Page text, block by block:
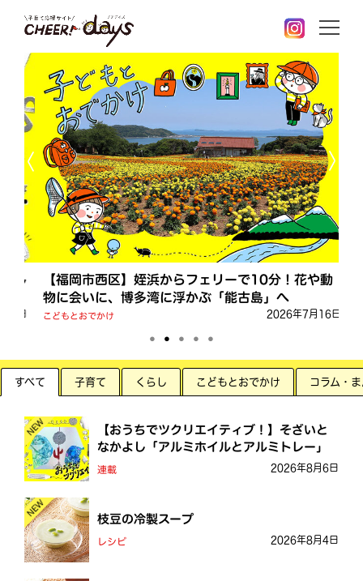
【福岡市西区】姪浜からフェリーで10分！花や動
物に会いに、博多湾に浮かぶ「能古島」へ
こどもとおでかけ 2026年7月16日
すべて 子育て くらし こどもとおでかけ コラム・
NEW
【おうちでツクリエイティブ！】そざいと
なかよし「アルミホイルとアルミトレー」
連載 2026年8月6日
NEW
枝豆の冷製スープ
レシピ 2026年8月4日